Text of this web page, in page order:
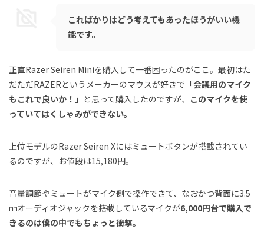
こればかりはどう考えてもあったほうがいい機
能です。
正直Razer Seiren Miniを購入して一番困ったのがここ。最初はた
だただRAZERというメーカーのマウスが好きで「会議用のマイク
もこれで良いか！ 」と思って購入したのですが、 このマイクを使
っていてはくしゃみができない。
上位モデルのRazer Seiren Xにはミュートボタンが搭載されてい
るのですが、お値段は15,180円。
音量調節やミュートがマイク側で操作できて、なおかつ背面に3.5
㎜オーディオジャックを搭載しているマイクが6,000円台で購入で
きるのは僕の中でもちょっと衝撃。